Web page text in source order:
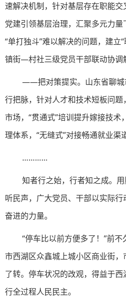
速解决机制，针对基层存在职能
党建引领基层治理，汇聚多元力
“单打独斗”难以解决的问题，建
镇街—村社三级党员干部联动协调
——把对策提实。山东省聊城
行把脉，针对人才和技术短板问
市场，“贯通式”培训提升嫁接技术
理体系，“无缝式”对接畅通就业渠
…………
知者行之始，行者知之成。
听民声，广大党员、干部以实际
奋进的力量。
“停车比以前方便多了！”前
市西湖区众鑫城上城小区商业街
了转。停车状况的改观，得益于
行全过程人民民主。